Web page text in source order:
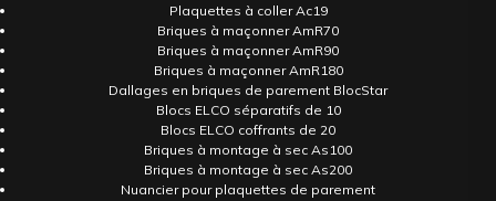
Plaquettes à coller Ac19
Briques à maçonner AmR70
Briques à maçonner AmR90
Briques à maçonner AmR180
Dallages en briques de parement BlocStar
Blocs ELCO séparatifs de 10
Blocs ELCO coffrants de 20
Briques à montage à sec As100
Briques à montage à sec As200
Nuancier pour plaquettes de parement